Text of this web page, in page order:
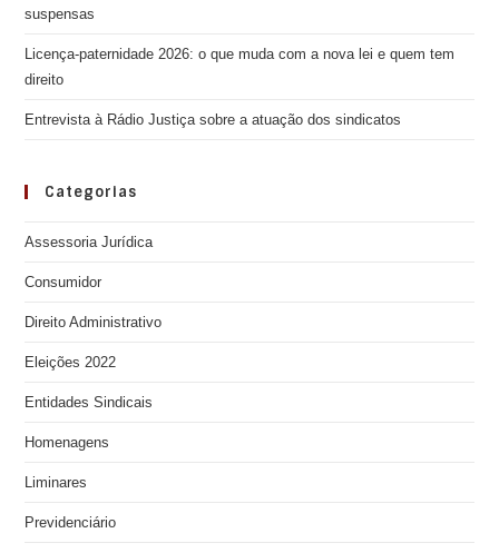
suspensas
Licença-paternidade 2026: o que muda com a nova lei e quem tem
direito
Entrevista à Rádio Justiça sobre a atuação dos sindicatos
Categorias
Assessoria Jurídica
Consumidor
Direito Administrativo
Eleições 2022
Entidades Sindicais
Homenagens
Liminares
Previdenciário